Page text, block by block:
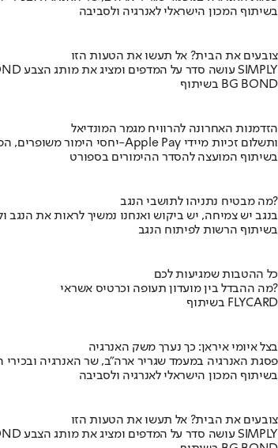
בשיתוף המכון הישראלי לאנרגיה ולסביבה
צובעים את הבית? אל תעשו את הטעות הזו
מומחה BG BOND עושה סדר על המדפים ומציג את מותג הצבע SIMPLY
בשיתוף BG BOND
הזדמנות האחרונה להרוויח מגמר המונדיאל
יחסי הימור משופרים, הפקדות ב-Apple Pay ותשלום זכיות מיידי
בשיתוף המועצה להסדר ההימורים בספורט
מה מבטיח נתניהו לתושבי הנגב?
בנגב יש צמיחה, יש ביקוש ואנחנו נמשיך לראות את הנגב
בשיתוף הרשות לפיתוח הנגב
כל ההטבות שמגיעות לכם
מה ההבדל בין מועדון תעופה וכרטיס אשראי?
בשיתוף FLYCARD
בצל איומי איראן: כך נערך משק האנרגיה
פסגת האנרגיה במעמד שגריר ארה"ב, שר האנרגיה ובכירי
בשיתוף המכון הישראלי לאנרגיה ולסביבה
צובעים את הבית? אל תעשו את הטעות הזו
מומחה BG BOND עושה סדר על המדפים ומציג את מותג הצבע SIMPLY